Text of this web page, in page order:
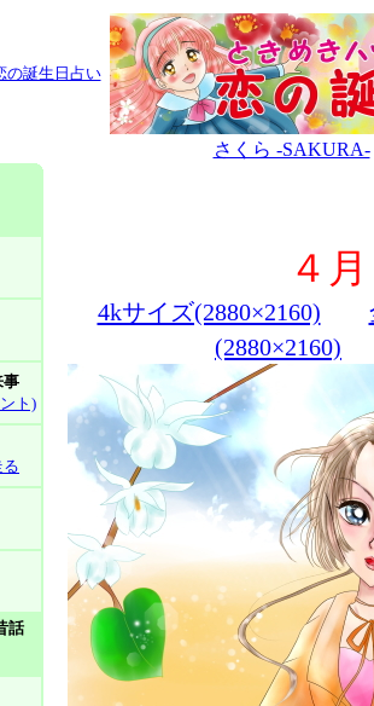
の誕生日占い
さくら -SAKURA-
事
ト)
話
４
4kサイズ(2880×2160)
(2880×2160)